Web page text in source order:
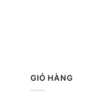
GIỎ HÀNG